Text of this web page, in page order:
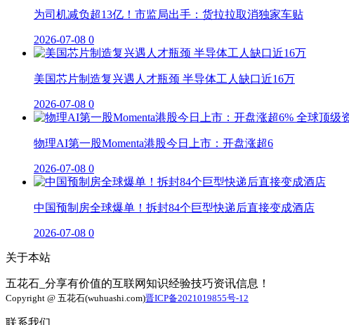
为司机减负超13亿！市监局出手：货拉拉取消独家车贴
2026-07-08 0
美国芯片制造复兴遇人才瓶颈 半导体工人缺口近16万
2026-07-08 0
物理AI第一股Momenta港股今日上市：开盘涨超6
2026-07-08 0
中国预制房全球爆单！拆封84个巨型快递后直接变成酒店
2026-07-08 0
关于本站
五花石_分享有价值的互联网知识经验技巧资讯信息！
Copyright @ 五花石(wuhuashi.com)晋ICP备2021019855号-12
联系我们